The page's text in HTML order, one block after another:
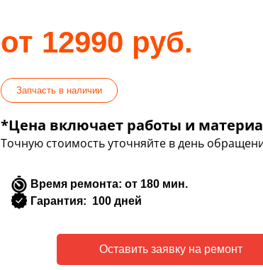
от 12990 руб.
Запчасть в наличии
*Цена включает работы и
Точную стоимость уточняйте в день
Время ремонта: от 180 мин.
Гарантия: 100 дней